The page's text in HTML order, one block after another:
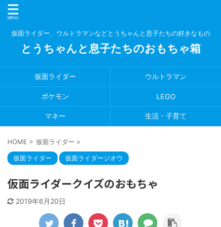
仮面ライダー、ウルトラマンなどとうちゃんと息子たちの好きなもの
とうちゃんと息子たちのおもちゃ箱
仮面ライダー ウルトラマン
ポケモン LEGO
マネー 生活・子育て
HOME > 仮面ライダー >
仮面ライダー 仮面ライダージオウ
仮面ライダークイズのおもちゃ
2019年6月20日